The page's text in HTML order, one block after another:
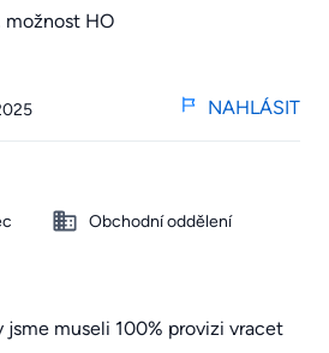
možnost HO
NAHLÁSIT
Obchodní oddělení
jsme museli 100% provizi vracet